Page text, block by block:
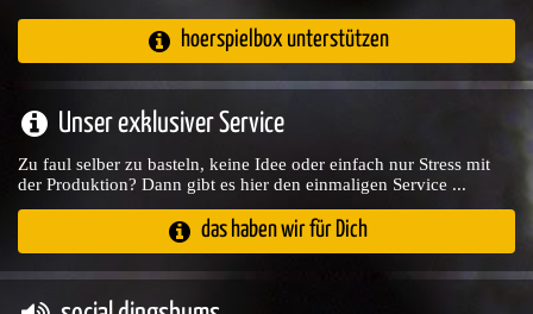
hoerspielbox unterstützen
Unser exklusiver Service
Zu faul selber zu basteln, keine Idee oder einfach nur Stress mit
der Produktion? Dann gibt es hier den einmaligen Service ...
das haben wir für Dich